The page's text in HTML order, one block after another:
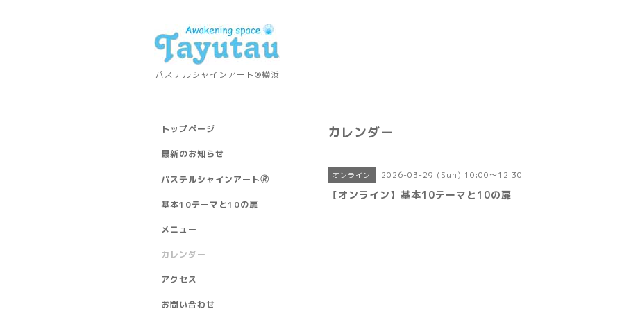
パステルシャインアート®横浜
カレンダー
オンライン 2026-03-29 (Sun) 10:00～12:30
【オンライン】基本10テーマと10の扉
トップページ
最新のお知らせ
パステルシャインアート🄬
基本10テーマと10の扉
メニュー
カレンダー
アクセス
お問い合わせ